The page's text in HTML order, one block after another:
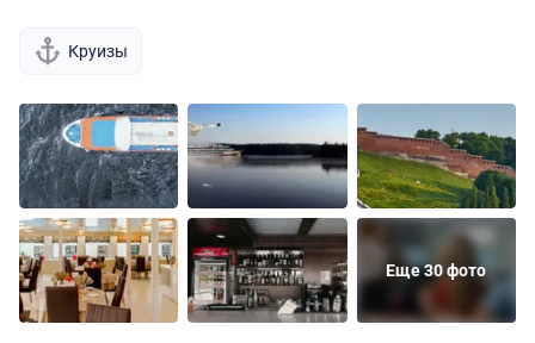
Круизы
Еще 30 фото